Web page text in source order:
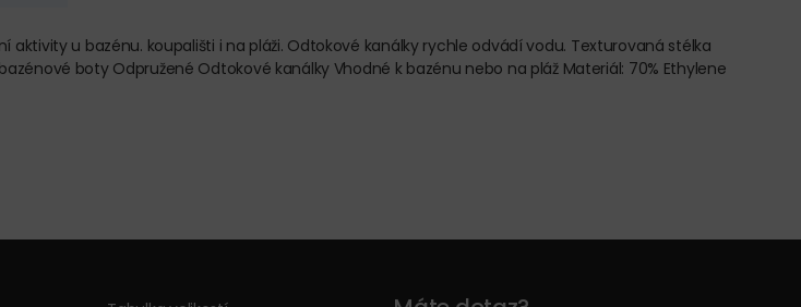
u bazénu. koupališti i na pláži. Odtokové kanálky rychle odvádí vodu. Texturovaná stélka
boty Odpružené Odtokové kanálky Vhodné k bazénu nebo na pláž Materiál: 70% Ethylene